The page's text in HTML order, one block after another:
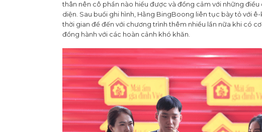
thân nên cô phần nào hiểu được và đồng cảm với những
diện. Sau buổi ghi hình, Hằng BingBoong liên tục bày tỏ với
thời gian để đến với chương trình thêm nhiều lần nữa khi có
đồng hành với các hoàn cảnh khó khăn.